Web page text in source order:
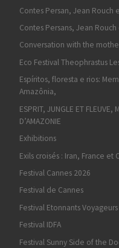
Contes Persan, Jean Rouch
Contes Persans, Jean Rouch
Conversation with the
Eco Festival Theophrastus
Espíritos, floresta e rios:
Amazônia,
ESPRIT, JUNGLE ET FLEUVE,
D’AMAZONIE
Exhibitions
Exils croisés : Iran, France et
Festival Cannes 2026
Festival de Cannes
Festival Etonnants Voyageurs
Festival IDFA
Festival Sunny Side of the